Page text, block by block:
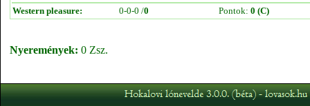
Western pleasure:
0-0-0 /0 Pontok: 0 (C)
Nyeremények: 0 Zsz.